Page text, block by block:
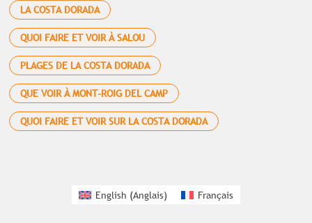
LA COSTA DORADA
QUOI FAIRE ET VOIR À SALOU
PLAGES DE LA COSTA DORADA
QUE VOIR À MONT-ROIG DEL CAMP
QUOI FAIRE ET VOIR SUR LA COSTA DORADA
English (Anglais) Français